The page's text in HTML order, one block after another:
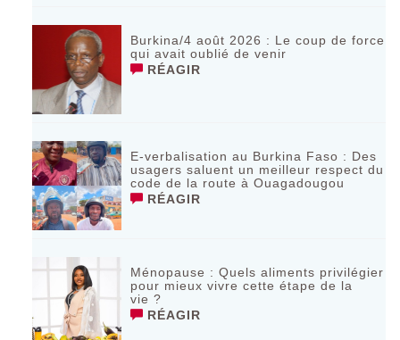
Burkina/4 août 2026 : Le coup de force
qui avait oublié de venir
RÉAGIR
E-verbalisation au Burkina Faso : Des
usagers saluent un meilleur respect du
code de la route à Ouagadougou
RÉAGIR
Ménopause : Quels aliments privilégier
pour mieux vivre cette étape de la
vie ?
RÉAGIR